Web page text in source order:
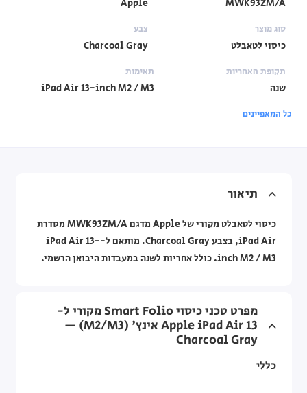
MWK93ZM/A
Apple
סוג מוצר
כיסוי לטאבלט
צבע
Charcoal Gray
תקופת האחריות
שנה
תאימות
iPad Air 13-inch M2 / M3
כל המאפיינים
תיאור
כיסוי לטאבלט מקורי של Apple מדגם MWK93ZM/A מסדרת
iPad Air, בצבע Charcoal Gray. מותאם ל-iPad Air 13-
inch M2 / M3. כולל אחריות לשנה במעבדות היבואן הרשמי.
מפרט טכני כיסוי Smart Folio מקורי ל-
Apple iPad Air 13 אינץ' (M2/M3) —
Charcoal Gray
כללי